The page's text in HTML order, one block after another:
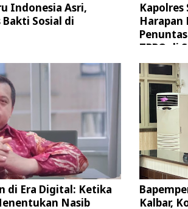
Indonesia Asri,
Sosial di
Harapan
TPPO di
di Era Digital: Ketika
Nasib
Kalbar,